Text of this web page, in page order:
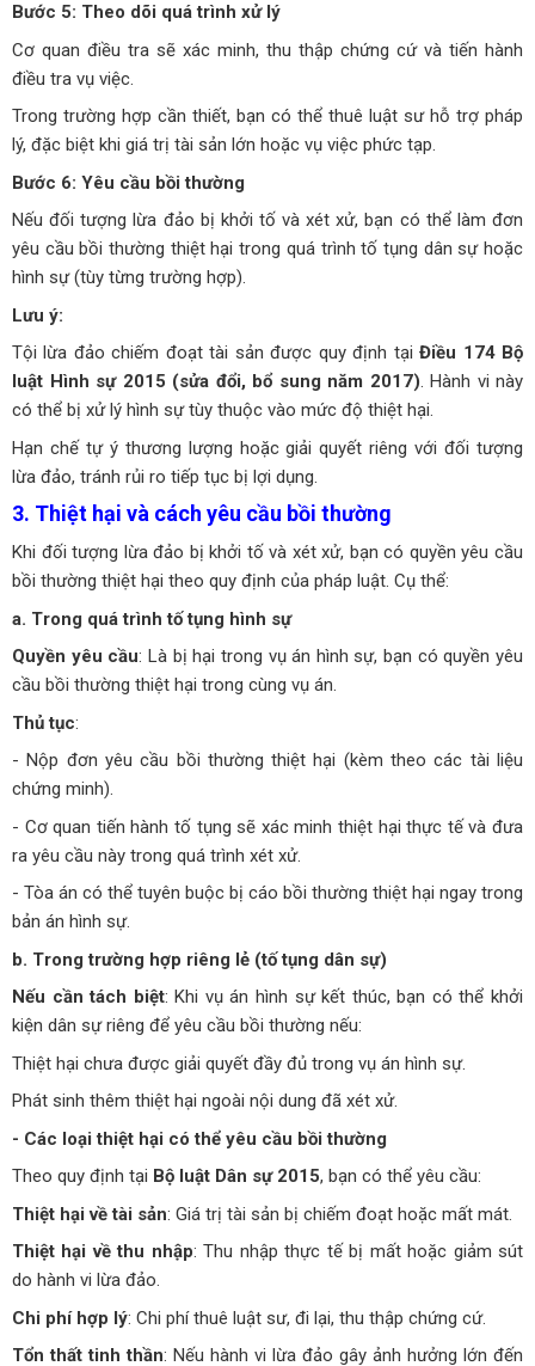
Bước 5: Theo dõi quá trình xử lý
Cơ quan điều tra sẽ xác minh, thu thập chứng cứ và tiến hành
điều tra vụ việc.
Trong trường hợp cần thiết, bạn có thể thuê luật sư hỗ trợ pháp
lý, đặc biệt khi giá trị tài sản lớn hoặc vụ việc phức tạp.
Bước 6: Yêu cầu bồi thường
Nếu đối tượng lừa đảo bị khởi tố và xét xử, bạn có thể làm đơn
yêu cầu bồi thường thiệt hại trong quá trình tố tụng dân sự hoặc
hình sự (tùy từng trường hợp).
Lưu ý:
Tội lừa đảo chiếm đoạt tài sản được quy định tạiĐiều 174 Bộ
luật Hình sự 2015 (sửa đổi, bổ sung năm 2017). Hành vi này
có thể bị xử lý hình sự tùy thuộc vào mức độ thiệt hại.
Hạn chế tự ý thương lượng hoặc giải quyết riêng với đối tượng
lừa đảo, tránh rủi ro tiếp tục bị lợi dụng.
3. Thiệt hại và cách yêu cầu bồi thường
Khi đối tượng lừa đảo bị khởi tố và xét xử, bạn có quyền yêu cầu
bồi thường thiệt hại theo quy định của pháp luật. Cụ thể:
a. Trong quá trình tố tụng hình sự
Quyền yêu cầu: Là bị hại trong vụ án hình sự, bạn có quyền yêu
cầu bồi thường thiệt hại trong cùng vụ án.
Thủ tục:
- Nộp đơn yêu cầu bồi thường thiệt hại (kèm theo các tài liệu
chứng minh).
- Cơ quan tiến hành tố tụng sẽ xác minh thiệt hại thực tế và đưa
ra yêu cầu này trong quá trình xét xử.
- Tòa án có thể tuyên buộc bị cáo bồi thường thiệt hại ngay trong
bản án hình sự.
b. Trong trường hợp riêng lẻ (tố tụng dân sự)
Nếu cần tách biệt: Khi vụ án hình sự kết thúc, bạn có thể khởi
kiện dân sự riêng để yêu cầu bồi thường nếu:
Thiệt hại chưa được giải quyết đầy đủ trong vụ án hình sự.
Phát sinh thêm thiệt hại ngoài nội dung đã xét xử.
- Các loại thiệt hại có thể yêu cầu bồi thường
Theo quy định tại Bộ luật Dân sự 2015, bạn có thể yêu cầu:
Thiệt hại về tài sản: Giá trị tài sản bị chiếm đoạt hoặc mất mát.
Thiệt hại về thu nhập: Thu nhập thực tế bị mất hoặc giảm sút
do hành vi lừa đảo.
Chi phí hợp lý: Chi phí thuê luật sư, đi lại, thu thập chứng cứ.
Tổn thất tinh thần: Nếu hành vi lừa đảo gây ảnh hưởng lớn đến